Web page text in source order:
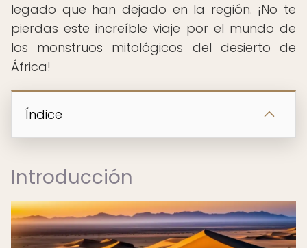
legado que han dejado en la región. ¡No te
pierdas este increíble viaje por el mundo de
los monstruos mitológicos del desierto de
África!
Índice
Introducción